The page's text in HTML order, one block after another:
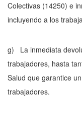
Colectivas (14250) e
incluyendo a los
g) La inmediata
trabajadores, hasta
Salud que garantice
trabajadores.